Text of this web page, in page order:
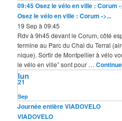
09:45Osez le vélo en ville : Corum -
Osez le vélo en ville : Corum ->...
19 Sep à 09:45
Rdv à 9h45 devant le Corum, côté
termine au Parc du Chai du Terral
nique). Sortir de Montpellier à vélo
le vélo en ville” sont pour …
Sep
21
lun
Journée entièreVIADOVELO
VIADOVELO